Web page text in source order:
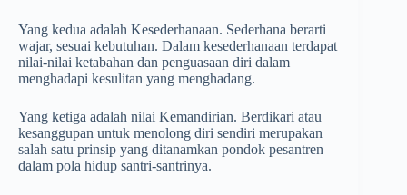
Yang kedua adalah Kesederhanaan. Sederhana berarti
wajar, sesuai kebutuhan. Dalam kesederhanaan terdapat
nilai-nilai ketabahan dan penguasaan diri dalam
menghadapi kesulitan yang menghadang.
Yang ketiga adalah nilai Kemandirian. Berdikari atau
kesanggupan untuk menolong diri sendiri merupakan
salah satu prinsip yang ditanamkan pondok pesantren
dalam pola hidup santri-santrinya.